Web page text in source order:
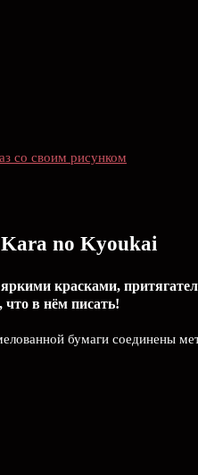
со своим рисунком
no Kyoukai
красками,
в нём писать!
бумаги соединены